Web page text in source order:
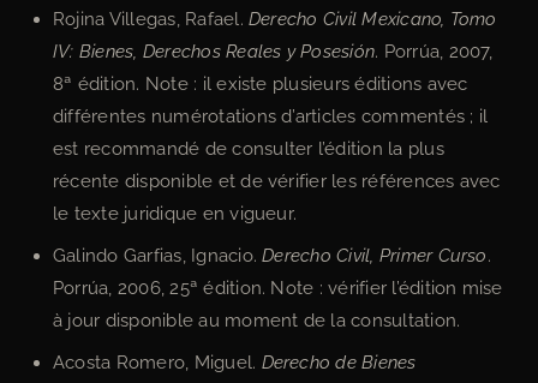
Rojina Villegas, Rafael. Derecho Civil Mexicano, Tomo
IV: Bienes, Derechos Reales y Posesión. Porrúa, 2007,
8ª édition. Note : il existe plusieurs éditions avec
différentes numérotations d’articles commentés ; il
est recommandé de consulter l’édition la plus
récente disponible et de vérifier les références avec
le texte juridique en vigueur.
Galindo Garfias, Ignacio.Derecho Civil, Primer Curso.
Porrúa, 2006, 25ª édition. Note : vérifier l’édition mise
à jour disponible au moment de la consultation.
Acosta Romero, Miguel. Derecho de Bienes